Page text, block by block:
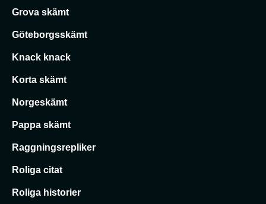
Grova skämt
Göteborgsskämt
Knack knack
Korta skämt
Norgeskämt
Pappa skämt
Raggningsrepliker
Roliga citat
Roliga historier